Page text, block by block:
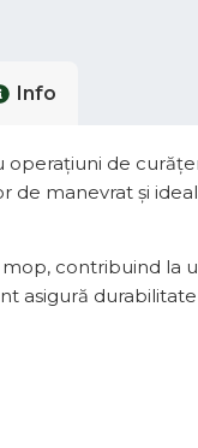
Info
de
de manevrat și
contribuind la
asigură